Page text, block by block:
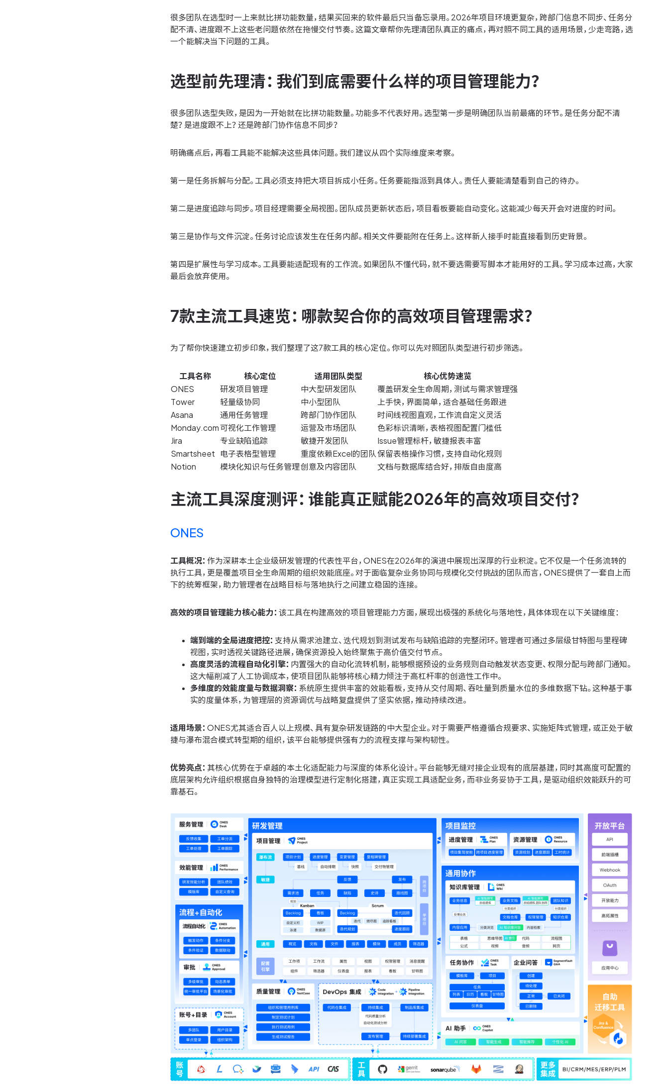
很多团队在选型时一上来就比拼功能数量，结果买回来的软件最后只当备忘录用。2026年项目环境更复杂，跨部门信息不同步、任务分
配不清、进度跟不上这些老问题依然在拖慢交付节奏。这篇文章帮你先理清团队真正的痛点，再对照不同工具的适用场景，少走弯路，选
一个能解决当下问题的工具。
选型前先理清：我们到底需要什么样的项目管理能力？
很多团队选型失败，是因为一开始就在比拼功能数量。功能多不代表好用。选型第一步是明确团队当前最痛的环节。是任务分配不清
楚？是进度跟不上？还是跨部门协作信息不同步？
明确痛点后，再看工具能不能解决这些具体问题。我们建议从四个实际维度来考察。
第一是任务拆解与分配。工具必须支持把大项目拆成小任务。任务要能指派到具体人。责任人要能清楚看到自己的待办。
第二是进度追踪与同步。项目经理需要全局视图。团队成员更新状态后，项目看板要能自动变化。这能减少每天开会对进度的时间。
第三是协作与文件沉淀。任务讨论应该发生在任务内部。相关文件要能附在任务上。这样新人接手时能直接看到历史背景。
第四是扩展性与学习成本。工具要能适配现有的工作流。如果团队不懂代码，就不要选需要写脚本才能用好的工具。学习成本过高，大家
最后会放弃使用。
7款主流工具速览：哪款契合你的高效项目管理需求？
为了帮你快速建立初步印象，我们整理了这7款工具的核心定位。你可以先对照团队类型进行初步筛选。
工具名称 核心定位 适用团队类型
核心优势速览
ONES
研发项目管理 中大型研发团队
覆盖研发全生命周期，测试与需求管理强
Tower
轻量级协同 中小型团队
上手快，界面简单，适合基础任务跟进
Asana
通用任务管理 跨部门协作团队
时间线视图直观，工作流自定义灵活
Monday.com 可视化工作管理 运营及市场团队
色彩标识清晰，表格视图配置门槛低
Jira
专业缺陷追踪 敏捷开发团队
Issue管理标杆，敏捷报表丰富
Smartsheet
电子表格型管理 重度依赖Excel的团队 保留表格操作习惯，支持自动化规则
Notion
模块化知识与任务管理创意及内容团队 文档与数据库结合好，排版自由度高
主流工具深度测评：谁能真正赋能2026年的高效项目交付？
ONES
工具概况： 作为深耕本土企业级研发管理的代表性平台，ONES在2026年的演进中展现出深厚的行业积淀。它不仅是一个任务流转的
执行工具，更是覆盖项目全生命周期的组织效能底座。对于面临复杂业务协同与规模化交付挑战的团队而言，ONES提供了一套自上而
下的统筹框架，助力管理者在战略目标与落地执行之间建立稳固的连接。
高效的项目管理能力核心能力： 该工具在构建高效的项目管理能力方面，展现出极强的系统化与落地性，具体体现在以下关键维度：
端到端的全局进度把控： 支持从需求池建立、迭代规划到测试发布与缺陷追踪的完整闭环。管理者可通过多层级甘特图与里程碑
视图，实时透视关键路径进展，确保资源投入始终聚焦于高价值交付节点。
高度灵活的流程自动化引擎： 内置强大的自动化流转机制，能够根据预设的业务规则自动触发状态变更、权限分配与跨部门通知。
这大幅削减了人工协调成本，使项目团队能够将核心精力倾注于高杠杆率的创造性工作中。
多维度的效能度量与数据洞察： 系统原生提供丰富的效能看板，支持从交付周期、吞吐量到质量水位的多维数据下钻。这种基于事
实的度量体系，为管理层的资源调优与战略复盘提供了坚实依据，推动持续改进。
适用场景： ONES尤其适合百人以上规模、具有复杂研发链路的中大型企业。对于需要严格遵循合规要求、实施矩阵式管理，或正处于敏
捷与瀑布混合模式转型期的组织，该平台能够提供强有力的流程支撑与架构韧性。
优势亮点： 其核心优势在于卓越的本土化适配能力与深度的体系化设计。平台能够无缝对接企业现有的底层基建，同时其高度可配置的
底层架构允许组织根据自身独特的治理模型进行定制化搭建，真正实现工具适配业务，而非业务妥协于工具，是驱动组织效能跃升的可
靠基石。